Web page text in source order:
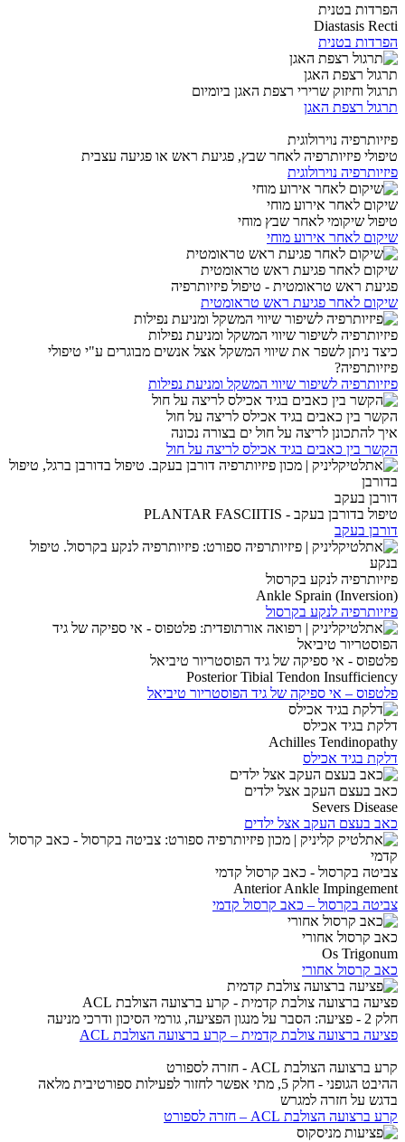
הפרדות בטנית
Diastasis Recti
הפרדות בטנית
תרגול רצפת האגן
תרגול וחיזוק שרירי רצפת האגן ביומיום
תרגול רצפת האגן
פיזיותרפיה נוירולוגית
טיפולי פיזיותרפיה לאחר שבץ, פגיעת ראש או פגיעה עצבית
פיזיותרפיה נוירולוגית
שיקום לאחר אירוע מוחי
טיפול שיקומי לאחר שבץ מוחי
שיקום לאחר אירוע מוחי
שיקום לאחר פגיעת ראש טראומטית
פגיעת ראש טראומטית - טיפול פיזיותרפיה
שיקום לאחר פגיעת ראש טראומטית
פיזיותרפיה לשיפור שיווי המשקל ומניעת נפילות
כיצד ניתן לשפר את שיווי המשקל אצל אנשים מבוגרים ע"י טיפולי
פיזיותרפיה?
פיזיותרפיה לשיפור שיווי המשקל ומניעת נפילות
הקשר בין כאבים בגיד אכילס לריצה על חול
איך להתכונן לריצה על חול ים בצורה נכונה
הקשר בין כאבים בגיד אכילס לריצה על חול
דורבן בעקב
טיפול בדורבן בעקב - PLANTAR FASCIITIS
דורבן בעקב
פיזיותרפיה לנקע בקרסול
Ankle Sprain (Inversion)
פיזיותרפיה לנקע בקרסול
פלטפוס - אי ספיקה של גיד הפוסטריור טיביאל
Posterior Tibial Tendon Insufficiency
פלטפוס – אי ספיקה של גיד הפוסטריור טיביאל
דלקת בגיד אכילס
Achilles Tendinopathy
דלקת בגיד אכילס
כאב בעצם העקב אצל ילדים
Severs Disease
כאב בעצם העקב אצל ילדים
צביטה בקרסול - כאב קרסול קדמי
Anterior Ankle Impingement
צביטה בקרסול – כאב קרסול קדמי
כאב קרסול אחורי
Os Trigonum
כאב קרסול אחורי
פציעה ברצועה צולבת קדמית - קרע ברצועה הצולבת ACL
חלק 2 - פציעה: הסבר על מנגון הפציעה, גורמי הסיכון ודרכי מניעה
פציעה ברצועה צולבת קדמית – קרע ברצועה הצולבת ACL
קרע ברצועה הצולבת ACL - חזרה לספורט
ההיבט הגופני - חלק 5, מתי אפשר לחזור לפעילות ספורטיבית מלאה
בדגש על חזרה למגרש
קרע ברצועה הצולבת ACL – חזרה לספורט